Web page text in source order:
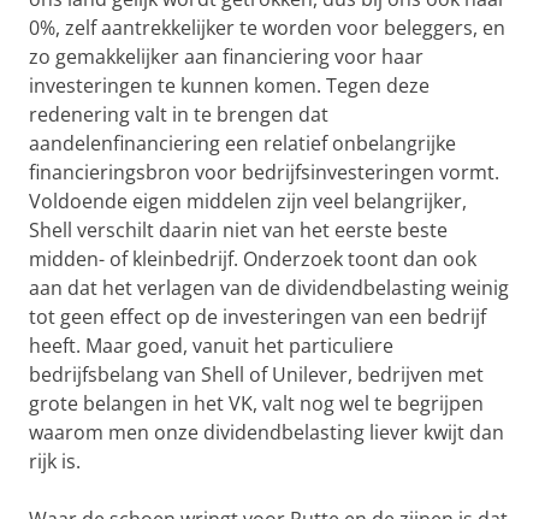
0%, zelf aantrekkelijker te worden voor beleggers, en
zo gemakkelijker aan financiering voor haar
investeringen te kunnen komen. Tegen deze
redenering valt in te brengen dat
aandelenfinanciering een relatief onbelangrijke
financieringsbron voor bedrijfsinvesteringen vormt.
Voldoende eigen middelen zijn veel belangrijker,
Shell verschilt daarin niet van het eerste beste
midden- of kleinbedrijf. Onderzoek toont dan ook
aan dat het verlagen van de dividendbelasting weinig
tot geen effect op de investeringen van een bedrijf
heeft. Maar goed, vanuit het particuliere
bedrijfsbelang van Shell of Unilever, bedrijven met
grote belangen in het VK, valt nog wel te begrijpen
waarom men onze dividendbelasting liever kwijt dan
rijk is.